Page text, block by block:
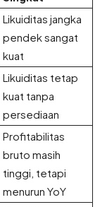
Likuiditas jangka
pendek sangat
kuat
Likuiditas tetap
kuat tanpa
persediaan
Profitabilitas
bruto masih
tinggi, tetapi
menurun YoY